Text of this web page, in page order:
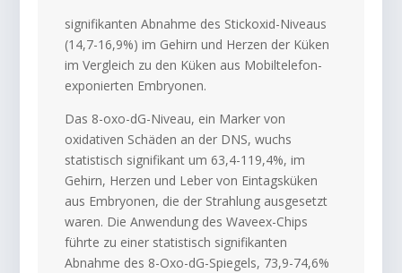
signifikanten Abnahme des Stickoxid-Niveaus
(14,7-16,9%) im Gehirn und Herzen der Küken
im Vergleich zu den Küken aus Mobiltelefon-
exponierten Embryonen.
Das 8-oxo-dG-Niveau, ein Marker von
oxidativen Schäden an der DNS, wuchs
statistisch signifikant um 63,4-119,4%, im
Gehirn, Herzen und Leber von Eintagsküken
aus Embryonen, die der Strahlung ausgesetzt
waren. Die Anwendung des Waveex-Chips
führte zu einer statistisch signifikanten
Abnahme des 8-Oxo-dG-Spiegels, 73,9-74,6%